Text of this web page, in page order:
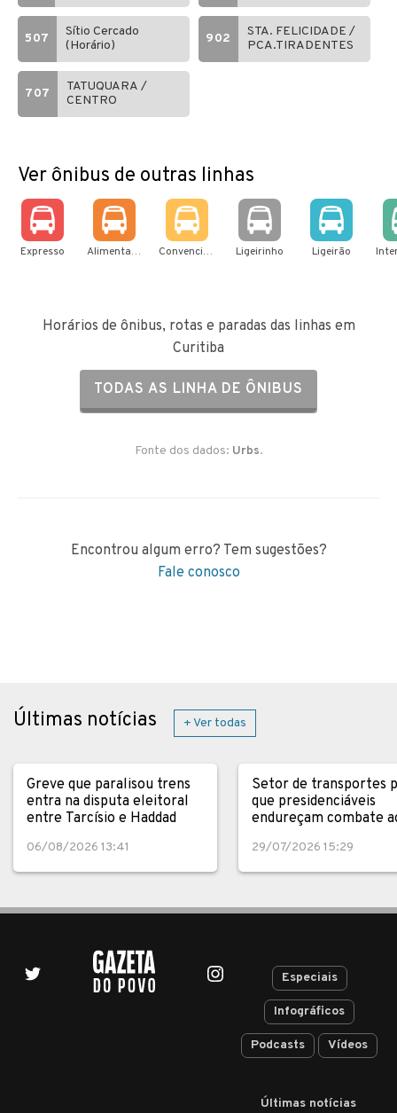
507
Sítio Cercado
(Horário)
902
STA. FELICIDADE /
PCA.TIRADENTES
707
TATUQUARA /
CENTRO
Ver ônibus de outras linhas
Expresso Alimentador Convencional Ligeirinho Ligeirão
Horários de ônibus, rotas e paradas das linhas em
Curitiba
TODAS AS LINHA DE ÔNIBUS
Fonte dos dados: Urbs.
Encontrou algum erro? Tem sugestões?
Fale conosco
Últimas notícias + Ver todas
Greve que paralisou trens
entra na disputa eleitoral
entre Tarcísio e Haddad
06/08/2026 13:41
Setor de transportes
que presidenciáveis
endureçam combate
29/07/2026 15:29
Especiais
Infográficos
Podcasts Vídeos
Últimas notícias